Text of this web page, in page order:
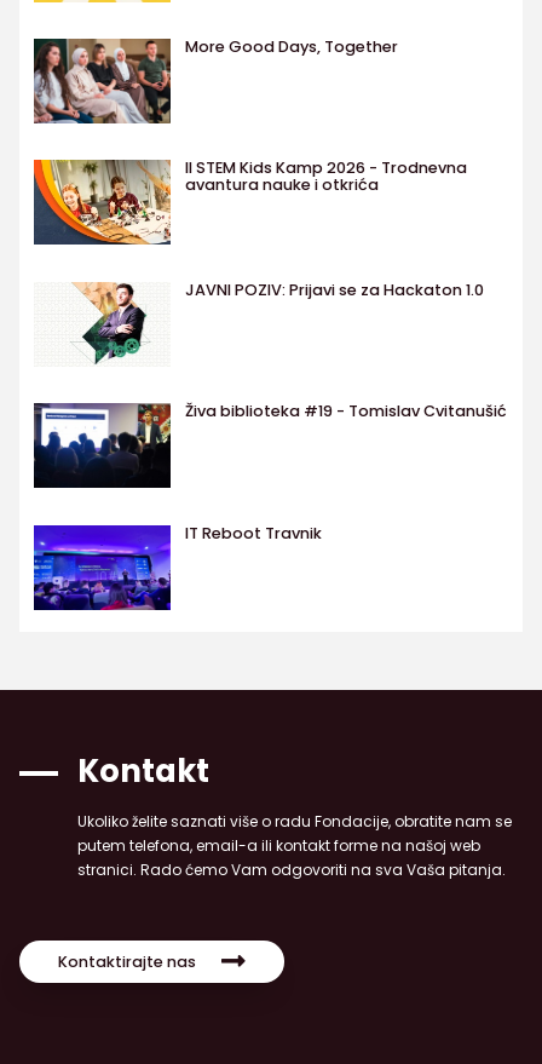
More Good Days, Together
II STEM Kids Kamp 2026 - Trodnevna
avantura nauke i otkrića
JAVNI POZIV: Prijavi se za Hackaton 1.0
Živa biblioteka #19 - Tomislav Cvitanušić
IT Reboot Travnik
Kontakt
Ukoliko želite saznati više o radu Fondacije, obratite nam se
putem telefona, email-a ili kontakt forme na našoj web
stranici. Rado ćemo Vam odgovoriti na sva Vaša pitanja.
Kontaktirajte nas